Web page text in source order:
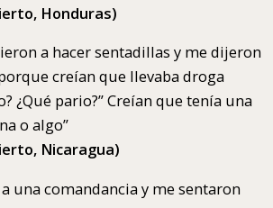
Honduras)
a hacer sentadillas y me dijeron
creían que llevaba droga
¿Qué pario?” Creían que tenía una
o algo”
Nicaragua)
una comandancia y me sentaron